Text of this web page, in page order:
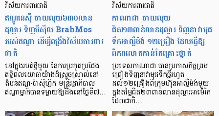
វិស័យការពារជាតិ
ឥណ្ឌូនេស៊ី ចាយលុយ៦៣០លាន
ដុល្លារ ទិញមីស៊ីល BrahMos
របស់ឥណ្ឌា ដើម្បីពង្រឹងវិស័យការពារ
ជាតិ
នៅក្នុងរបត់ថ្មីមួយ នៃការប្រកួតប្រជែង
ឥទ្ធិពលយោធាយ៉ាងដ៏ស្រួចស្រាល់នៅ
តំបន់ឥណ្ឌូ-ប៉ាស៊ីហ្វិក មន្ត្រីរដ្ឋាភិបាល
ឥណ្ឌាម្នាក់បានទម្លាយឱ្យដឹងនៅថ្ងៃទី៧…
វិស័យការពារជាតិ
កាណាដា ចាយលុយ
ជិត២៣ពាន់លានដុល្លារ ​ទិញនាវាមុជ
ទឹកអាល្លឺម៉ង់ ១២គ្រឿង ដែលធ្វើឱ្យ
ពិភពលោកកាន់តែគ្រោះថ្នាក់
ប្រទេសកាណាដា បានប្រកាសកិច្ចព្រម
ព្រៀងទិញនាវាមុជទឹកថ្មីរហូត
ដល់១២គ្រឿងពីក្រុមហ៊ុនអាល្លឺម៉ង់មួយ
ក្នុងតម្លៃជិត២៣ពាន់លានដុល្លារអាម៉េរិក
ដែលជាកិ…